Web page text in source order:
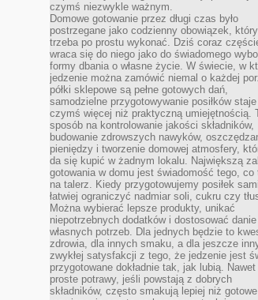
czymś niezwykle ważnym.
Domowe gotowanie przez długi czas było
postrzegane jako codzienny obowiązek, który
trzeba po prostu wykonać. Dziś coraz
wraca się do niego jako do świadomego
formy dbania o własne życie. W świecie, w
jedzenie można zamówić niemal o każdej
półki sklepowe są pełne gotowych dań,
samodzielne przygotowywanie posiłków
czymś więcej niż praktyczną umiejętnością.
sposób na kontrolowanie jakości składników,
budowanie zdrowszych nawyków,
pieniędzy i tworzenie domowej atmosfery,
da się kupić w żadnym lokalu. Największą
gotowania w domu jest świadomość tego, co
na talerz. Kiedy przygotowujemy posiłek
łatwiej ograniczyć nadmiar soli, cukru czy
Można wybierać lepsze produkty, unikać
niepotrzebnych dodatków i dostosować
własnych potrzeb. Dla jednych będzie to
zdrowia, dla innych smaku, a dla jeszcze
zwykłej satysfakcji z tego, że jedzenie jest
przygotowane dokładnie tak, jak lubią. Nawet
proste potrawy, jeśli powstają z dobrych
składników, często smakują lepiej niż gotowe